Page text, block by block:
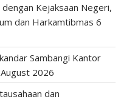
Kejaksaan Negeri,
dan Harkamtibmas 6
Sambangi Kantor
2026
dan